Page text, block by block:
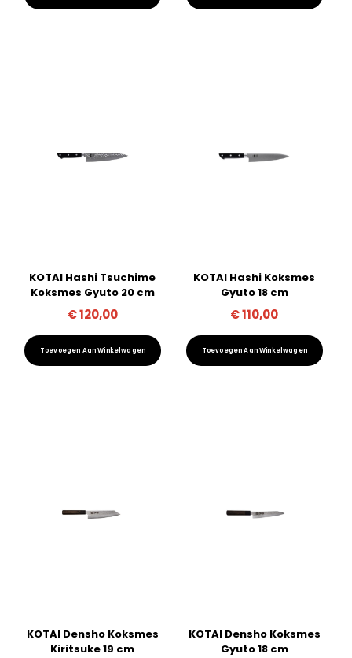
KOTAI Hashi Tsuchime
Koksmes Gyuto 20 cm
€120,00
Toevoegen Aan Winkelwagen
KOTAI Hashi Koksmes
Gyuto 18 cm
€110,00
Toevoegen Aan Winkelwagen
KOTAI Densho Koksmes
Kiritsuke 19 cm
KOTAI Densho Koksmes
Gyuto 18 cm